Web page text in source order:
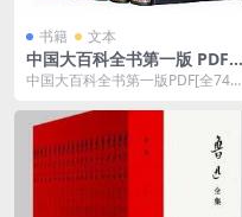
书籍 文本
中国大百科全书第一版 PDF
[全74卷]百度云网盘下载[PD
中国大百科全书第一版PDF[全74卷]